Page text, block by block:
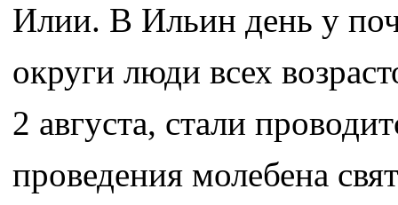
Илии. В Ильин день у
округи люди всех
2 августа, стали
проведения молебена